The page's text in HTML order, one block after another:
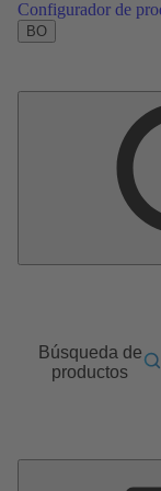
Configurador de
BO
Búsqueda de
productos